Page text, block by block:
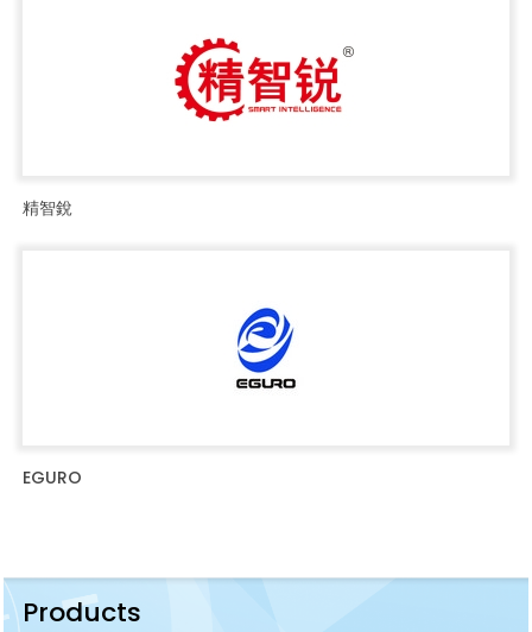
精智銳
EGURO
Products